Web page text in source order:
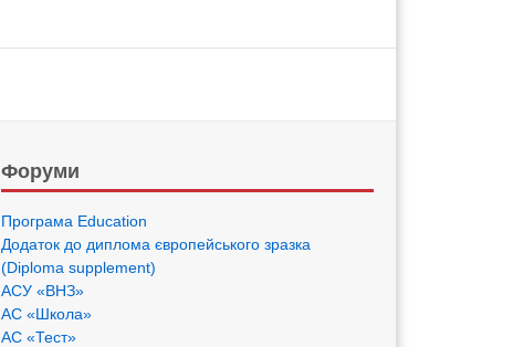
Форуми
Програма Eduсation
Додаток до диплома європейського зразка
(Diploma supplement)
АСУ «ВНЗ»
АС «Школа»
АС «Тест»